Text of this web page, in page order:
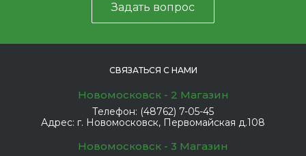
Задать вопрос
СВЯЗАТЬСЯ С НАМИ
Новомосковск - 2 Магазин
Телефон: (48762) 7-05-45
Адрес: г. Новомосковск, Первомайская д.108
Новомосковск - 3 Магазин